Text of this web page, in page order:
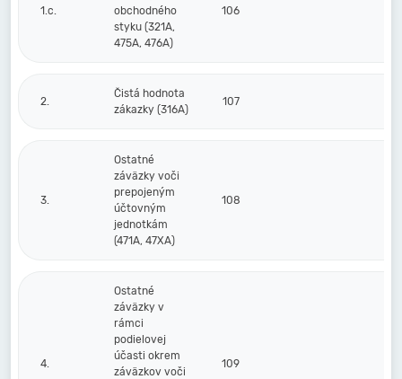
1.c.
obchodného
styku (321A,
475A, 476A)
106
2.
Čistá hodnota
zákazky (316A)
107
3.
Ostatné
záväzky voči
prepojeným
účtovným
jednotkám
(471A, 47XA)
108
4.
Ostatné
záväzky v
rámci
podielovej
účasti okrem
záväzkov voči
109